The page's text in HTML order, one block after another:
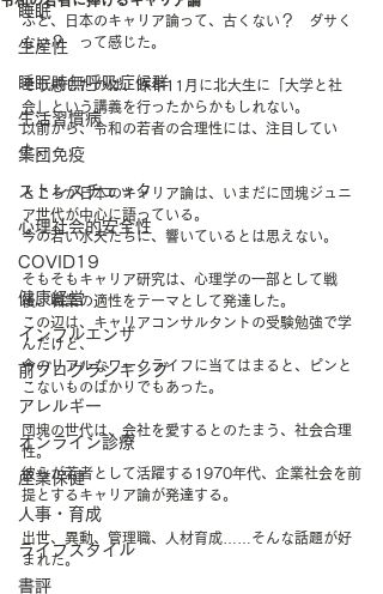
睡眠
生産性
睡眠時無呼吸症候群
生活習慣病
集団免疫
ストレスチェック
心理社会的安全性
COVID19
健康経営
インフルエンザ
前ブログランキング
アレルギー
オンライン診療
産業保健
人事・育成
ライフスタイル
書評
ふと、日本のキャリア論って、古くない？　ダサく
ない？　って感じた。
そう感じたのは、昨年11月に北大生に「大学と社
会」という講義を行ったからかもしれない。
以前から、令和の若者の合理性には、注目してい
た。
ところが日本のキャリア論は、いまだに団塊ジュニ
ア世代が中心に語っている。
今の若い水夫たちに、響いているとは思えない。
そもそもキャリア研究は、心理学の一部として戦
後、職業の適性をテーマとして発達した。
この辺は、キャリアコンサルタントの受験勉強で学
んだけど、
今のリアルなワークライフに当てはまると、ピンと
こないものばかりでもあった。
団塊の世代は、会社を愛するとのたまう、社会合理
性。
彼らが若者として活躍する1970年代、企業社会を前
提とするキャリア論が発達する。
出世、異動、管理職、人材育成……そんな話題が好
まれた。